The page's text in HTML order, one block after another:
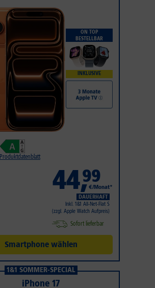
ON TOP
BESTELLBAR
INKLUSIVE
Produktdatenblatt
44,99
€/Monat*
DAUERHAFT
Inkl. 1&1 All-Net-Flat S
(zzgl. Apple Watch Aufpreis)
Sofort lieferbar
Smartphone wählen
1&1 SOMMER-SPECIAL
iPhone 17